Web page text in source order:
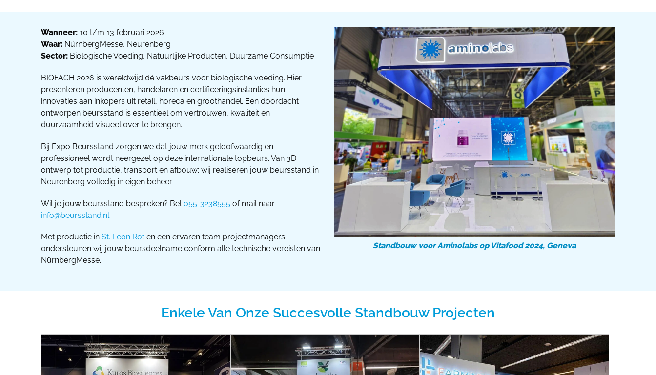
Wanneer: 10 t/m 13 februari 2026
Waar: NürnbergMesse, Neurenberg
Sector: Biologische Voeding, Natuurlijke Producten, Duurzame Consumptie
BIOFACH 2026 is wereldwijd dé vakbeurs voor biologische voeding. Hier
presenteren producenten, handelaren en certificeringsinstanties hun
innovaties aan inkopers uit retail, horeca en groothandel. Een doordacht
ontworpen beursstand is essentieel om vertrouwen, kwaliteit en
duurzaamheid visueel over te brengen.
Bij Expo Beursstand zorgen we dat jouw merk geloofwaardig en
professioneel wordt neergezet op deze internationale topbeurs. Van 3D
ontwerp tot productie, transport en afbouw: wij realiseren jouw beursstand in
Neurenberg volledig in eigen beheer.
Wil je jouw beursstand bespreken? Bel 055-3238555 of mail naar
info@beursstand.nl.
Met productie in St. Leon Rot en een ervaren team projectmanagers
ondersteunen wij jouw beursdeelname conform alle technische vereisten van
NürnbergMesse.
Standbouw voor Aminolabs op Vitafood 2024, Geneva
Enkele Van Onze Succesvolle Standbouw Projecten